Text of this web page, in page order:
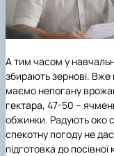
А тим часом у
збирають зернові. Вже
маємо непогану
гектара, 47-50 –
обжинки. Радують око
спекотну погоду не
підготовка до посівної